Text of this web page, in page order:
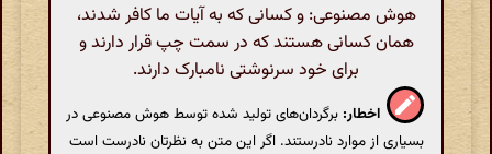
هوش مصنوعی: و کسانی که به آیات ما کافر شدند،
همان کسانی هستند که در سمت چپ قرار دارند و
برای خود سرنوشتی نامبارک دارند.
اخطار: برگردان‌های تولید شده توسط هوش مصنوعی در
بسیاری از موارد نادرستند. اگر این متن به نظرتان نادرست است